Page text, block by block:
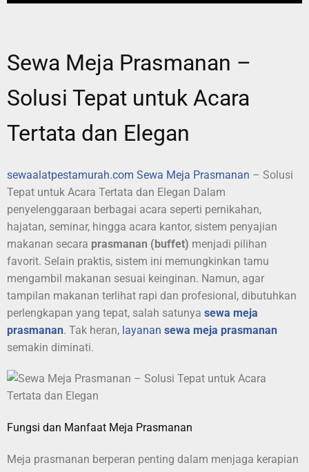
Sewa Meja Prasmanan –
Solusi Tepat untuk Acara
Tertata dan Elegan
sewaalatpestamurah.com Sewa Meja Prasmanan – Solusi
Tepat untuk Acara Tertata dan Elegan Dalam
penyelenggaraan berbagai acara seperti pernikahan,
hajatan, seminar, hingga acara kantor, sistem penyajian
makanan secara prasmanan (buffet) menjadi pilihan
favorit. Selain praktis, sistem ini memungkinkan tamu
mengambil makanan sesuai keinginan. Namun, agar
tampilan makanan terlihat rapi dan profesional, dibutuhkan
perlengkapan yang tepat, salah satunya sewa meja
prasmanan. Tak heran, layanan sewa meja prasmanan
semakin diminati.
Fungsi dan Manfaat Meja Prasmanan
Meja prasmanan berperan penting dalam menjaga kerapian